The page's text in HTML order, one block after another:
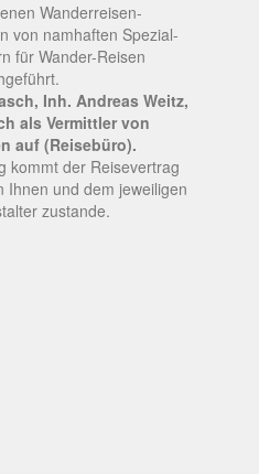
Wanderreisen-
von namhaften Spezial-
für Wander-Reisen
Inh. Andreas Weitz,
als Vermittler von
auf (Reisebüro).
kommt der Reisevertrag
Ihnen und dem jeweiligen
zustande.